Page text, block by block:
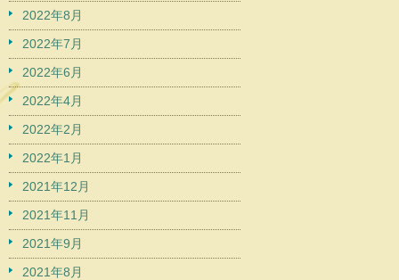
2022年8月
2022年7月
2022年6月
2022年4月
2022年2月
2022年1月
2021年12月
2021年11月
2021年9月
2021年8月